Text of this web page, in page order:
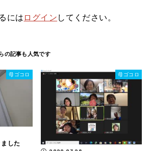
には ログイン してください。
母ゴコロ
した
母ゴコロ